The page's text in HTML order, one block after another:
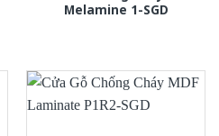
Melamine 1-SGD